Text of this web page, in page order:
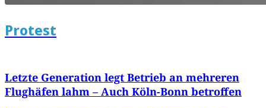
Protest
Letzte Generation legt Betrieb an mehreren
Flughäfen lahm – Auch Köln-Bonn betroffen